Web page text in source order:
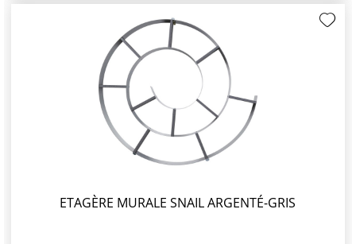
ETAGÈRE MURALE SNAIL ARGENTÉ-GRIS